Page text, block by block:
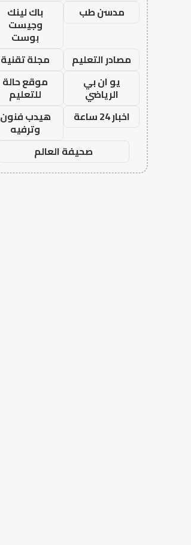
مدسن طب
باك لينك
وجيست
بوست
مصادر التعليم
مجلة تقنية
يو ان بي
الرياضي
موقع حالة
للتعليم
اخبار 24 ساعة
هيدب فنون
وترفيه
صحيفة العالم